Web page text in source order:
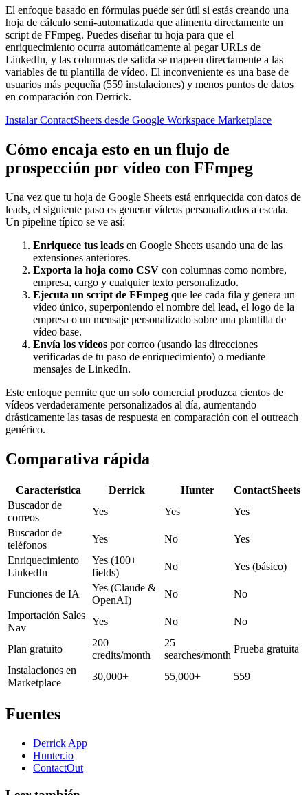
El enfoque basado en fórmulas puede ser útil si estás creando una
hoja de cálculo semi-automatizada que alimenta directamente un
script de FFmpeg. Puedes diseñar tu hoja para que el
enriquecimiento ocurra automáticamente al pegar URLs de
LinkedIn, y las columnas de salida se mapeen directamente a las
variables de tu plantilla de vídeo. El inconveniente es una base de
usuarios más pequeña (559 instalaciones) y menos puntos de datos
en comparación con Derrick.
Instalar ContactSheets desde Google Workspace Marketplace
Cómo encaja esto en un flujo de
prospección por vídeo con FFmpeg
Una vez que tu hoja de Google Sheets está enriquecida con datos de
leads, el siguiente paso es generar vídeos personalizados a escala.
Un pipeline típico se ve así:
Enriquece tus leads en Google Sheets usando una de las
extensiones anteriores.
Exporta la hoja como CSV con columnas como nombre,
empresa, cargo y cualquier texto personalizado.
Ejecuta un script de FFmpeg que lee cada fila y genera un
vídeo único, superponiendo el nombre del lead, el logo de la
empresa o un mensaje personalizado sobre una plantilla de
vídeo base.
Envía los vídeos por correo (usando las direcciones
verificadas de tu paso de enriquecimiento) o mediante
mensajes de LinkedIn.
Este enfoque permite que un solo comercial produzca cientos de
vídeos verdaderamente personalizados al día, aumentando
drásticamente las tasas de respuesta en comparación con el outreach
genérico.
Comparativa rápida
Característica Derrick Hunter
ContactSheets
Buscador de
correos
Yes Yes
Yes
Buscador de
teléfonos
Yes No
Yes
Enriquecimiento
LinkedIn
Yes (100+
fields)
No Yes (básico)
Funciones de IA
Yes (Claude &
OpenAI)
No
No
Importación Sales
Nav
Yes No No
Plan gratuito
200
credits/month
25
searches/month
Prueba gratuita
Instalaciones en
Marketplace
30,000+ 55,000+ 559
Fuentes
Derrick App
Hunter.io
ContactOut